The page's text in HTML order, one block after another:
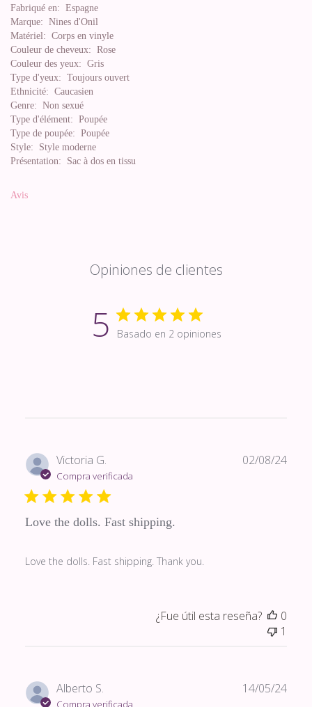
Fabriqué en: Espagne
Marque: Nines d'Onil
Matériel: Corps en vinyle
Couleur de cheveux: Rose
Couleur des yeux: Gris
Type d'yeux: Toujours ouvert
Ethnicité: Caucasien
Genre: Non sexué
Type d'élément: Poupée
Type de poupée: Poupée
Style: Style moderne
Présentation: Sac à dos en tissu
Avis
Opiniones de clientes
5 Basado en 2 opiniones
Victoria G.
Compra verificada
Love the dolls. Fast shipping.
Love the dolls. Fast shipping. Thank you.
02/08/24
¿Fue útil esta reseña?
0
1
Alberto S.
Compra verificada
14/05/24